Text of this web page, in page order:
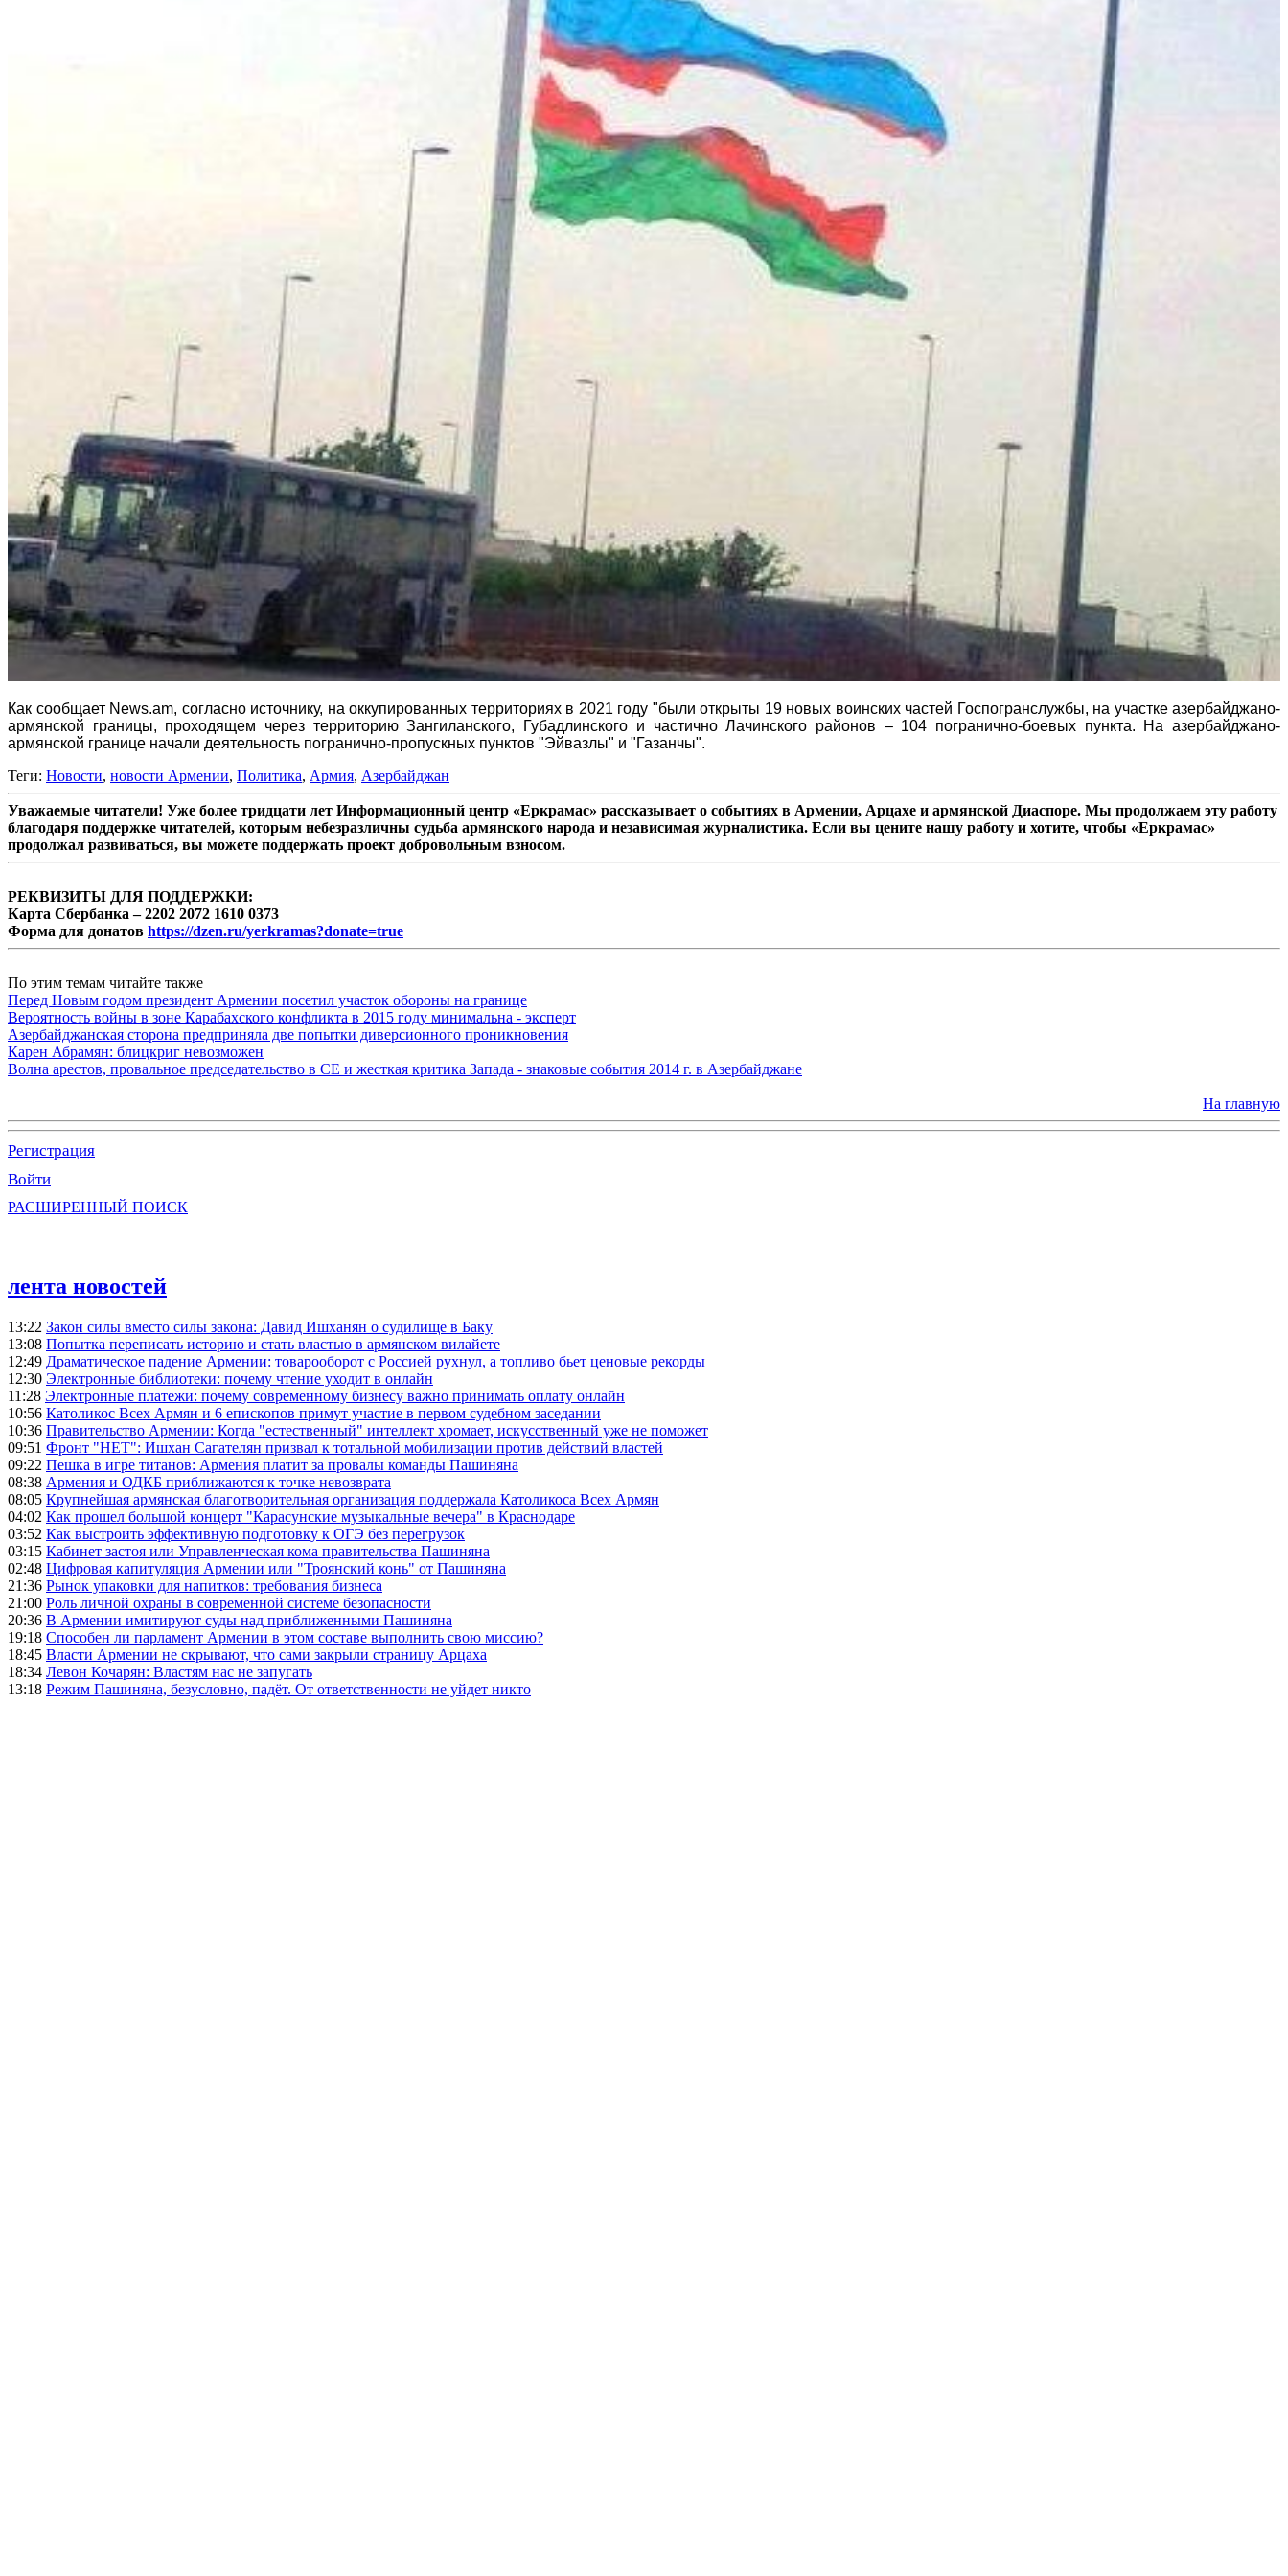
Как сообщает News.am, согласно источнику, на оккупированных территориях в 2021 году "были открыты 19 новых воинских частей Госпогранслужбы, на участке азербайджано-
армянской границы, проходящем через территорию Зангиланского, Губадлинского и частично Лачинского районов – 104 погранично-боевых пункта. На азербайджано-
армянской границе начали деятельность погранично-пропускных пунктов "Эйвазлы" и "Газанчы".
Теги: Новости, новости Армении, Политика, Армия, Азербайджан
Уважаемые читатели! Уже более тридцати лет Информационный центр «Еркрамас» рассказывает о событиях в Армении, Арцахе и армянской Диаспоре. Мы продолжаем эту работу
благодаря поддержке читателей, которым небезразличны судьба армянского народа и независимая журналистика. Если вы цените нашу работу и хотите, чтобы «Еркрамас»
продолжал развиваться, вы можете поддержать проект добровольным взносом.
РЕКВИЗИТЫ ДЛЯ ПОДДЕРЖКИ:
Карта Сбербанка – 2202 2072 1610 0373
Форма для донатов https://dzen.ru/yerkramas?donate=true
По этим темам читайте также
Перед Новым годом президент Армении посетил участок обороны на границе
Вероятность войны в зоне Карабахского конфликта в 2015 году минимальна - эксперт
Азербайджанская сторона предприняла две попытки диверсионного проникновения
Карен Абрамян: блицкриг невозможен
Волна арестов, провальное председательство в СЕ и жесткая критика Запада - знаковые события 2014 г. в Азербайджане
На главную
Регистрация
Войти
РАСШИРЕННЫЙ ПОИСК
лента новостей
13:22 Закон силы вместо силы закона: Давид Ишханян о судилище в Баку
13:08 Попытка переписать историю и стать властью в армянском вилайете
12:49 Драматическое падение Армении: товарооборот с Россией рухнул, а топливо бьет ценовые рекорды
12:30 Электронные библиотеки: почему чтение уходит в онлайн
11:28 Электронные платежи: почему современному бизнесу важно принимать оплату онлайн
10:56 Католикос Всех Армян и 6 епископов примут участие в первом судебном заседании
10:36 Правительство Армении: Когда "естественный" интеллект хромает, искусственный уже не поможет
09:51 Фронт "НЕТ": Ишхан Сагателян призвал к тотальной мобилизации против действий властей
09:22 Пешка в игре титанов: Армения платит за провалы команды Пашиняна
08:38 Армения и ОДКБ приближаются к точке невозврата
08:05 Крупнейшая армянская благотворительная организация поддержала Католикоса Всех Армян
04:02 Как прошел большой концерт "Карасунские музыкальные вечера" в Краснодаре
03:52 Как выстроить эффективную подготовку к ОГЭ без перегрузок
03:15 Кабинет застоя или Управленческая кома правительства Пашиняна
02:48 Цифровая капитуляция Армении или "Троянский конь" от Пашиняна
21:36 Рынок упаковки для напитков: требования бизнеса
21:00 Роль личной охраны в современной системе безопасности
20:36 В Армении имитируют суды над приближенными Пашиняна
19:18 Способен ли парламент Армении в этом составе выполнить свою миссию?
18:45 Власти Армении не скрывают, что сами закрыли страницу Арцаха
18:34 Левон Кочарян: Властям нас не запугать
13:18 Режим Пашиняна, безусловно, падёт. От ответственности не уйдет никто